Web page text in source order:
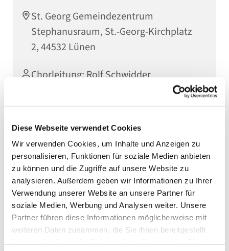
Diese Webseite verwendet Cookies
Wir verwenden Cookies, um Inhalte und Anzeigen zu
personalisieren, Funktionen für soziale Medien anbieten
zu können und die Zugriffe auf unsere Website zu
analysieren. Außerdem geben wir Informationen zu Ihrer
Verwendung unserer Website an unsere Partner für
soziale Medien, Werbung und Analysen weiter. Unsere
Partner führen diese Informationen möglicherweise mit
weiteren Daten zusammen, die Sie ihnen bereitgestellt
St. Georg Gemeindezentrum
Stephanusraum, St.-Georg-Kirchplatz
2, 44532 Lünen
Chorleitung: Rolf Schwidder